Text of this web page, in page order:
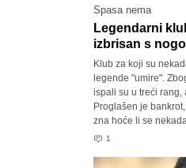
Spasa nema
Legendarni
izbrisan s
Klub za koji su
legende "umire".
ispali su u treći
Proglašen je
zna hoće li se
1